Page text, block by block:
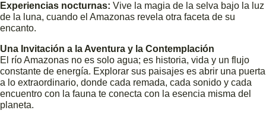
Experiencias nocturnas: Vive la magia de la selva bajo la luz
de la luna, cuando el Amazonas revela otra faceta de su
encanto.
Una Invitación a la Aventura y la Contemplación
El río Amazonas no es solo agua; es historia, vida y un flujo
constante de energía. Explorar sus paisajes es abrir una puerta
a lo extraordinario, donde cada remada, cada sonido y cada
encuentro con la fauna te conecta con la esencia misma del
planeta.